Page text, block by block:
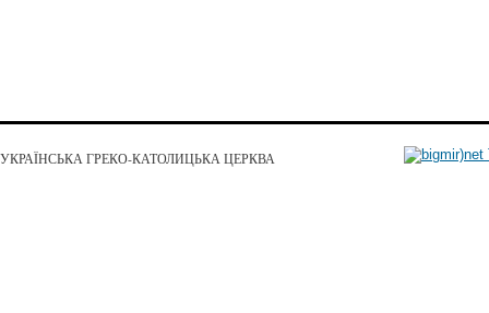
УКРАЇНСЬКА ГРЕКО-КАТОЛИЦЬКА ЦЕРКВА